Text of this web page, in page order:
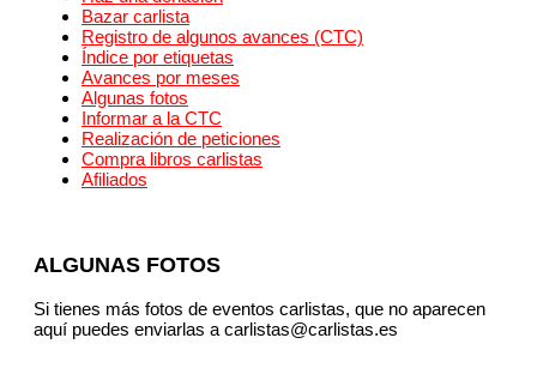
Bazar carlista
Registro de algunos avances (CTC)
Índice por etiquetas
Avances por meses
Algunas fotos
Informar a la CTC
Realización de peticiones
Compra libros carlistas
Afiliados
ALGUNAS FOTOS
Si tienes más fotos de eventos carlistas, que no aparecen
aquí puedes enviarlas a carlistas@carlistas.es